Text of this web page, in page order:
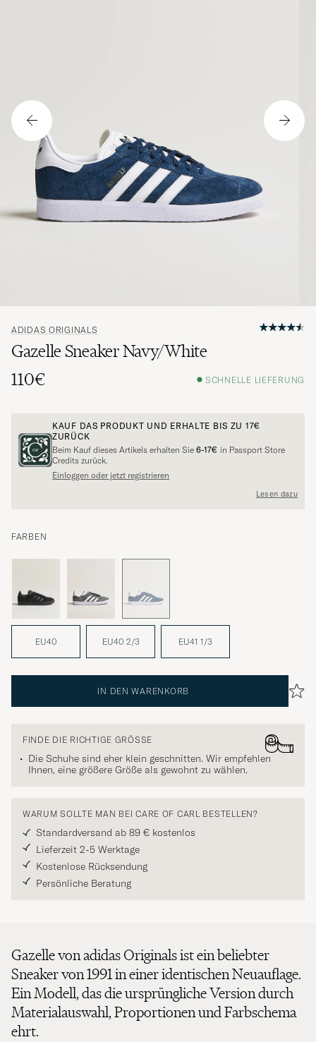
ADIDAS ORIGINALS
Gazelle Sneaker Navy/White
110€
SCHNELLE LIEFERUNG
KAUF DAS PRODUKT UND ERHALTE BIS ZU 17€
ZURÜCK
Beim Kauf dieses Artikels erhalten Sie 6-17€ in Passport Store
Credits zurück.
Einloggen oder jetzt registrieren
Lesen dazu
FARBEN
EU40 EU40 2/3 EU41 1/3
IN DEN WARENKORB
FINDE DIE RICHTIGE GRÖSSE
Die Schuhe sind eher klein geschnitten. Wir empfehlen
Ihnen, eine größere Größe als gewohnt zu wählen.
WARUM SOLLTE MAN BEI CARE OF CARL BESTELLEN?
Standardversand ab 89 € kostenlos
Lieferzeit 2-5 Werktage
Kostenlose Rücksendung
Persönliche Beratung
Gazelle von adidas Originals ist ein beliebter
Sneaker von 1991 in einer identischen Neuauflage.
Ein Modell, das die ursprüngliche Version durch
Materialauswahl, Proportionen und Farbschema
ehrt.